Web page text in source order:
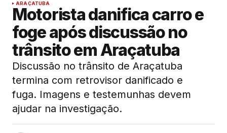
ARAÇATUBA
Motorista danifica carro e
foge após discussão no
trânsito em Araçatuba
Discussão no trânsito de Araçatuba
termina com retrovisor danificado e
fuga. Imagens e testemunhas devem
ajudar na investigação.